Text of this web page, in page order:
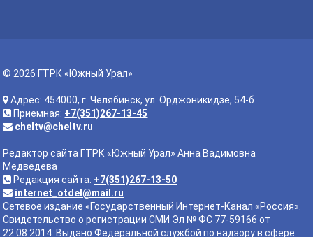
© 2026 ГТРК «Южный Урал»
Адрес: 454000, г. Челябинск, ул. Орджоникидзе, 54-б
Приемная: +7(351)267-13-45
cheltv@cheltv.ru
Редактор сайта ГТРК «Южный Урал» Анна Вадимовна
Медведева
Редакция сайта: +7(351)267-13-50
internet_otdel@mail.ru
Сетевое издание «Государственный Интернет-Канал «Россия».
Свидетельство о регистрации СМИ Эл № ФС 77-59166 от
22.08.2014. Выдано Федеральной службой по надзору в сфере